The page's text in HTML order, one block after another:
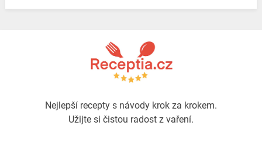
Nejlepší recepty s návody krok za krokem.
Užijte si čistou radost z vaření.